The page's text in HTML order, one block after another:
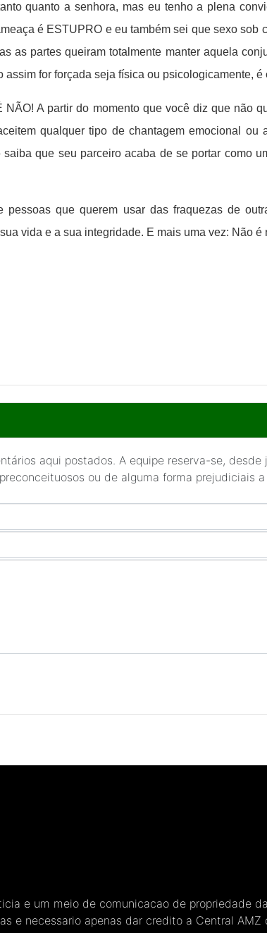
quanto a senhora, mas eu tenho a plena
é ESTUPRO e eu também sei que sexo sob
as partes queiram totalmente manter aquela
for forçada seja física ou psicologicamente, é
A partir do momento que você diz que não
qualquer tipo de chantagem emocional ou
que seu parceiro acaba de se portar como
que querem usar das fraquezas de
vida e a sua integridade. E mais uma vez: Não é
aqui postados. A equipe reserva-se,
ou de alguma forma prejudiciais
e um meio de comunicacao de propriedade
e necessario apenas dar credito a Central AMZ